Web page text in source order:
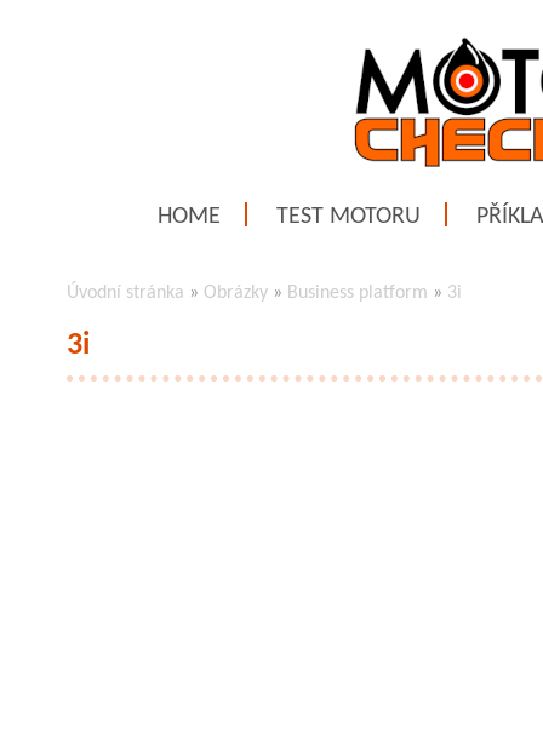
HOME TEST MOTORU
Úvodní stránka » Obrázky » Business platform » 3i
3i